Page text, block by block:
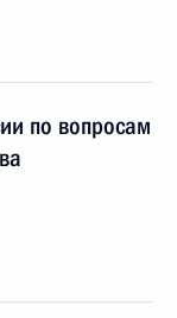
по вопросам